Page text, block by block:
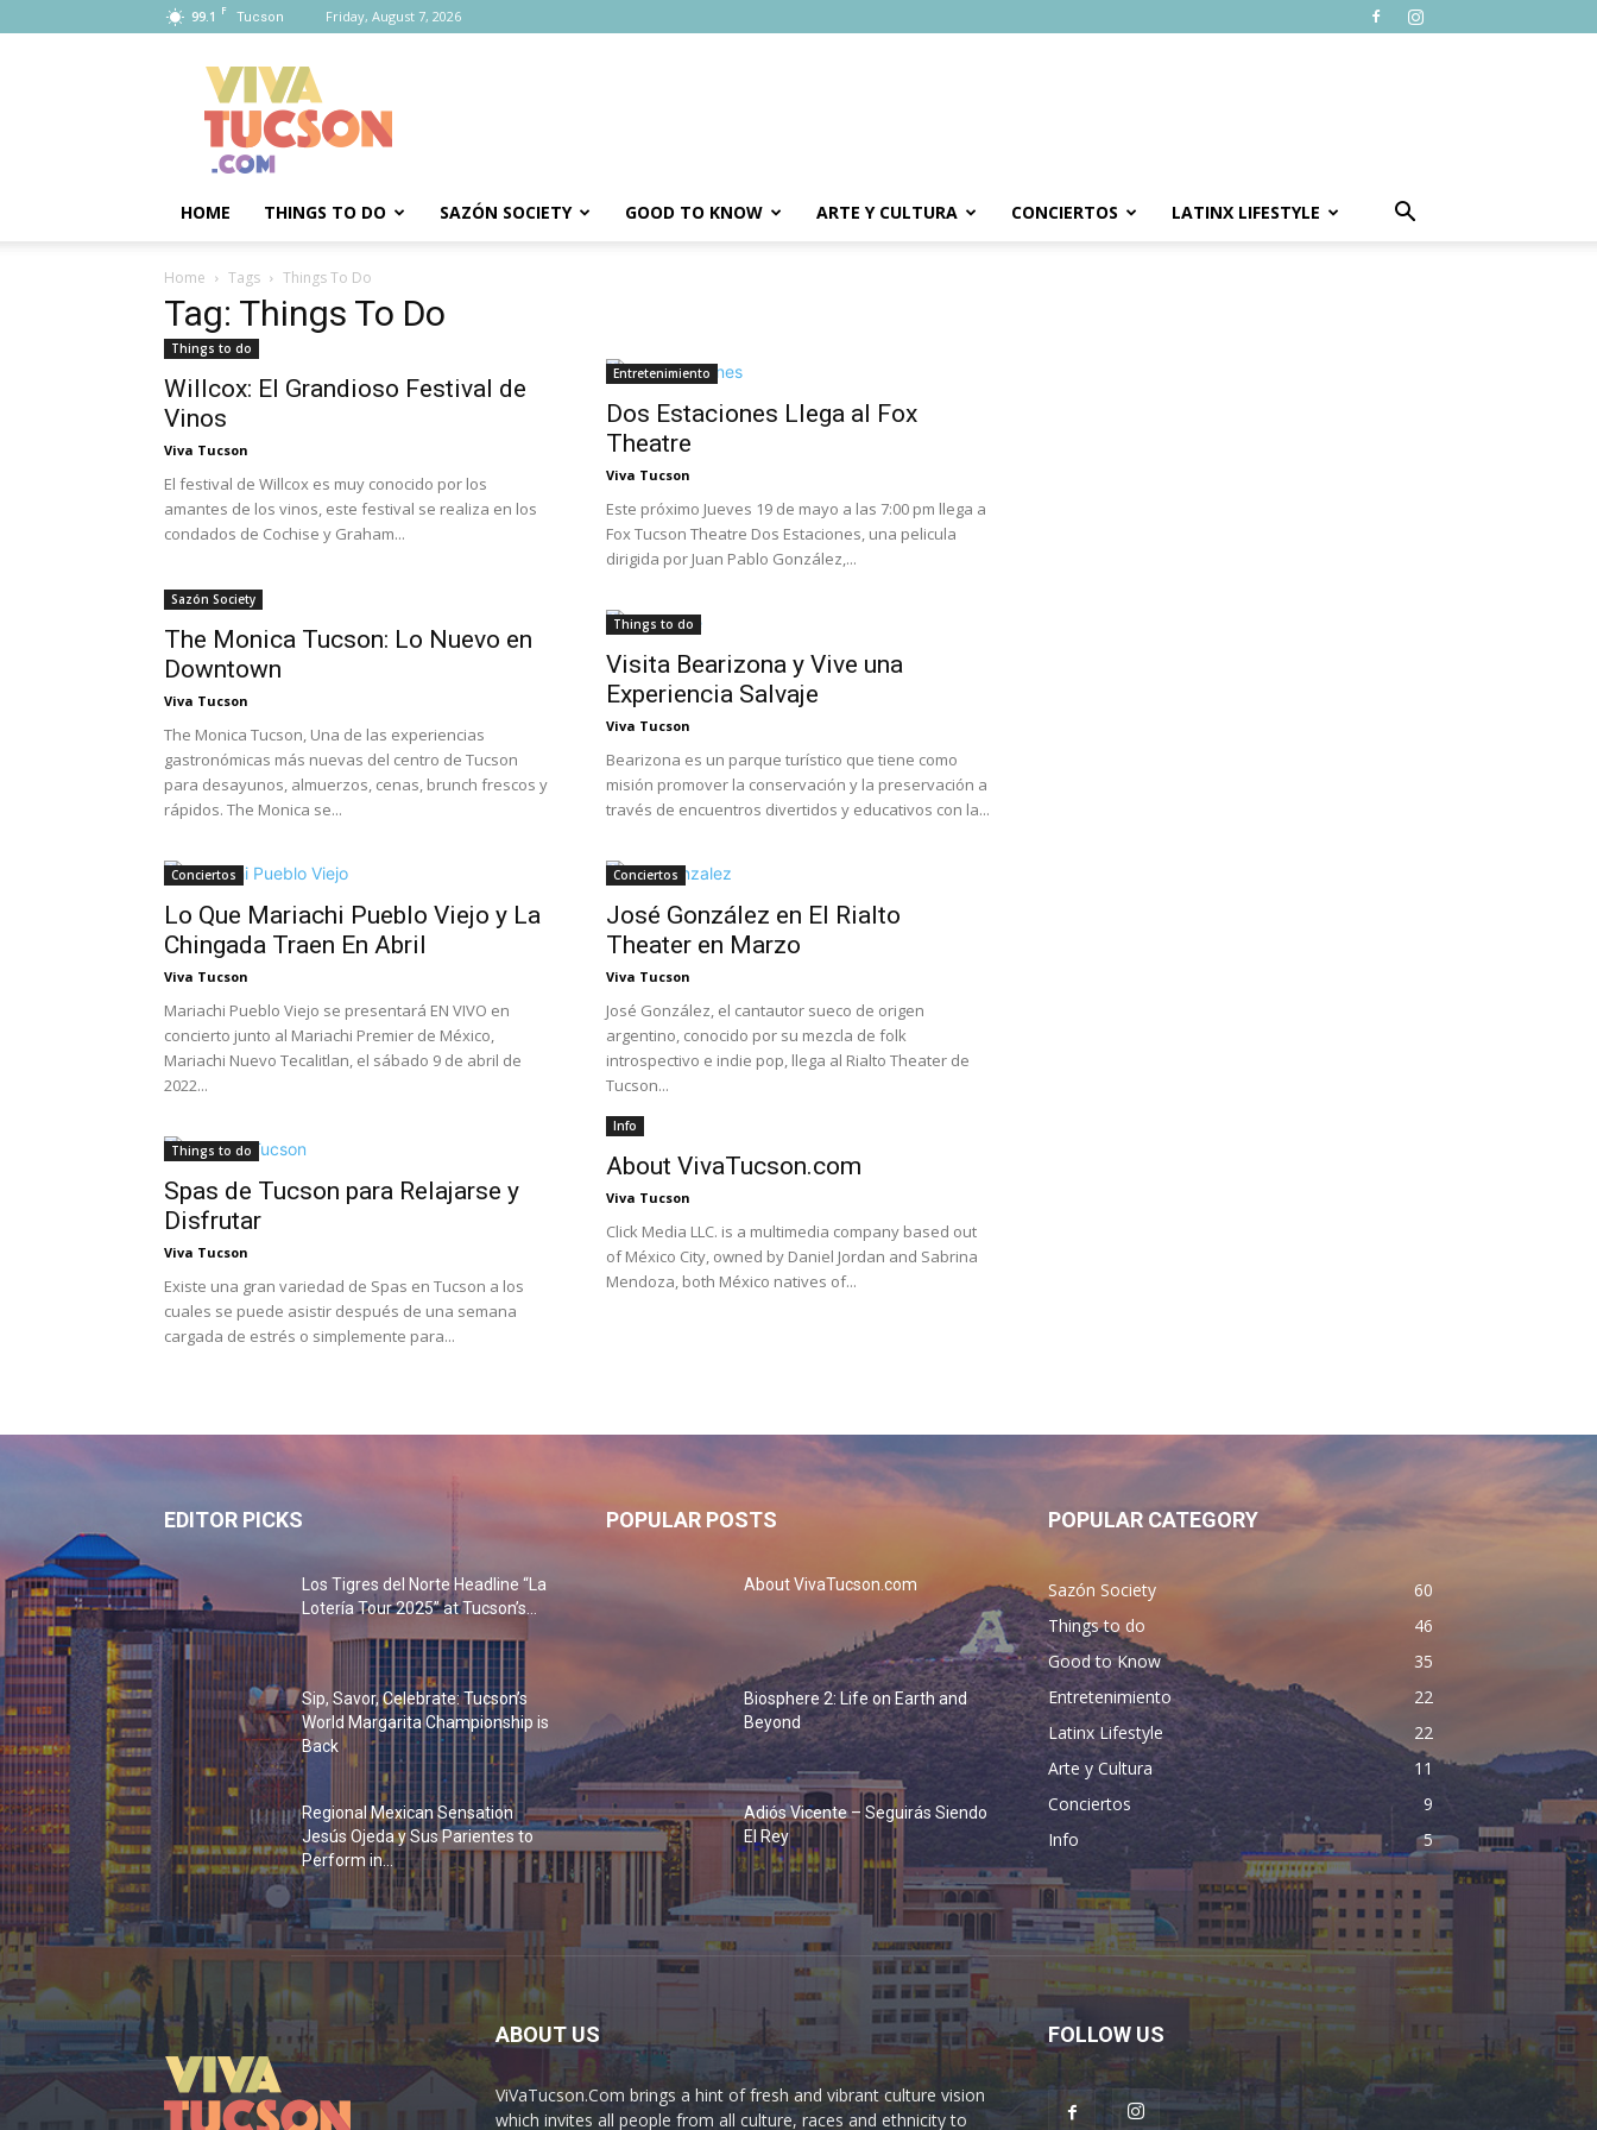
99.1 F Tucson Friday, August 7, 2026
HOME THINGS TO DO SAZÓN SOCIETY GOOD TO KNOW ARTE Y CULTURA CONCIERTOS LATINX LIFESTYLE
Home Tags Things To Do
Tag: Things To Do
Things to do
Willcox: El Grandioso Festival de
Vinos
Viva Tucson
El festival de Willcox es muy conocido por los
amantes de los vinos, este festival se realiza en los
condados de Cochise y Graham...
Entretenimiento
Dos Estaciones Llega al Fox
Theatre
Viva Tucson
Este próximo Jueves 19 de mayo a las 7:00 pm llega a
Fox Tucson Theatre Dos Estaciones, una pelicula
dirigida por Juan Pablo González,...
Sazón Society
The Monica Tucson: Lo Nuevo en
Downtown
Viva Tucson
The Monica Tucson, Una de las experiencias
gastronómicas más nuevas del centro de Tucson
para desayunos, almuerzos, cenas, brunch frescos y
rápidos. The Monica se...
Things to do
Visita Bearizona y Vive una
Experiencia Salvaje
Viva Tucson
Bearizona es un parque turístico que tiene como
misión promover la conservación y la preservación a
través de encuentros divertidos y educativos con la...
Conciertos
Lo Que Mariachi Pueblo Viejo y La
Chingada Traen En Abril
Viva Tucson
Mariachi Pueblo Viejo se presentará EN VIVO en
concierto junto al Mariachi Premier de México,
Mariachi Nuevo Tecalitlan, el sábado 9 de abril de
2022...
Conciertos
José González en El Rialto
Theater en Marzo
Viva Tucson
José González, el cantautor sueco de origen
argentino, conocido por su mezcla de folk
introspectivo e indie pop, llega al Rialto Theater de
Tucson...
Things to do
Spas de Tucson para Relajarse y
Disfrutar
Viva Tucson
Existe una gran variedad de Spas en Tucson a los
cuales se puede asistir después de una semana
cargada de estrés o simplemente para...
Info
About VivaTucson.com
Viva Tucson
Click Media LLC. is a multimedia company based out
of México City, owned by Daniel Jordan and Sabrina
Mendoza, both México natives of...
EDITOR PICKS
Los Tigres del Norte Headline “La
Lotería Tour 2025” at Tucson’s...
Sip, Savor, Celebrate: Tucson’s
World Margarita Championship is
Back
Regional Mexican Sensation
Jesús Ojeda y Sus Parientes to
Perform in...
POPULAR POSTS
About VivaTucson.com
Biosphere 2: Life on Earth and
Beyond
Adiós Vicente – Seguirás Siendo
El Rey
POPULAR CATEGORY
Sazón Society
60
Things to do
46
Good to Know
35
Entretenimiento
22
Latinx Lifestyle
22
Arte y Cultura
11
Conciertos
9
Info
5
ABOUT US
ViVaTucson.Com brings a hint of fresh and vibrant culture vision
which invites all people from all culture, races and ethnicity to
FOLLOW US